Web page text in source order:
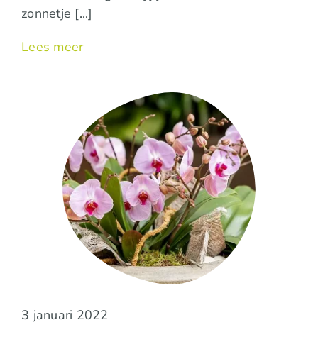
zonnetje [...]
Lees meer
3 januari 2022